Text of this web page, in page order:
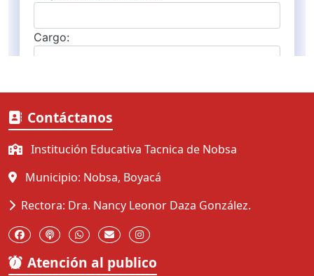
Contáctanos
Institución Educativa Tacnica de Nobsa
Municipio: Nobsa, Boyacá
Rectora: Dra. Nancy Leonor Daza González.
Atención al publico